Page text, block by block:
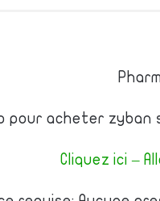
pour acheter zyban
Cliquez ici –